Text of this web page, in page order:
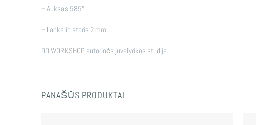
– Auksas 585º
– Lankelio storis 2 mm.
DD WORKSHOP autorinės juvelyrikos studija
PANAŠŪS PRODUKTAI